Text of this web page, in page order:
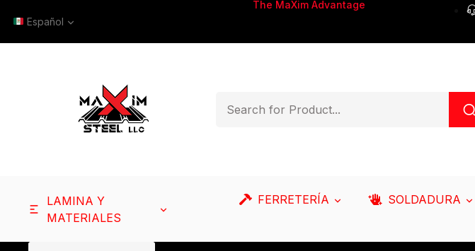
Español
The MaXim Advantage
LAMINA Y
MATERIALES
FERRETERÍA SOLDADURA